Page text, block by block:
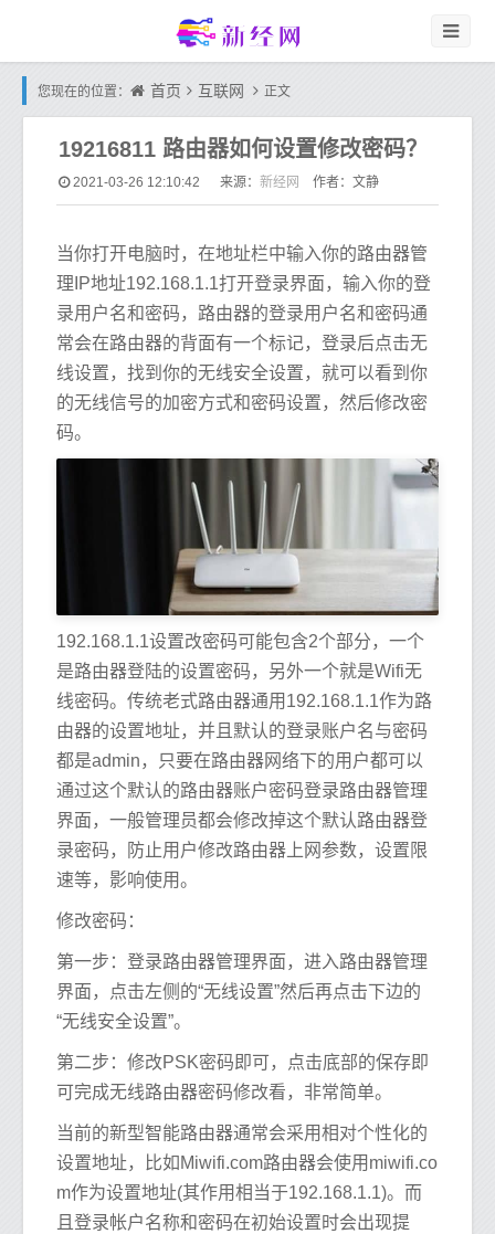
您现在的位置： 首页 互联网 正文
19216811 路由器如何设置修改密码？
2021-03-26 12:10:42 来源： 新经网 作者：文静
当你打开电脑时，在地址栏中输入你的路由器管
理IP地址192.168.1.1打开登录界面，输入你的登
录用户名和密码，路由器的登录用户名和密码通
常会在路由器的背面有一个标记，登录后点击无
线设置，找到你的无线安全设置，就可以看到你
的无线信号的加密方式和密码设置，然后修改密
码。
192.168.1.1设置改密码可能包含2个部分，一个
是路由器登陆的设置密码，另外一个就是Wifi无
线密码。传统老式路由器通用192.168.1.1作为路
由器的设置地址，并且默认的登录账户名与密码
都是admin，只要在路由器网络下的用户都可以
通过这个默认的路由器账户密码登录路由器管理
界面，一般管理员都会修改掉这个默认路由器登
录密码，防止用户修改路由器上网参数，设置限
速等，影响使用。
修改密码：
第一步：登录路由器管理界面，进入路由器管理
界面，点击左侧的“无线设置”然后再点击下边的
“无线安全设置”。
第二步：修改PSK密码即可，点击底部的保存即
可完成无线路由器密码修改看，非常简单。
当前的新型智能路由器通常会采用相对个性化的
设置地址，比如Miwifi.com路由器会使用miwifi.co
m作为设置地址(其作用相当于192.168.1.1)。而
且登录帐户名称和密码在初始设置时会出现提